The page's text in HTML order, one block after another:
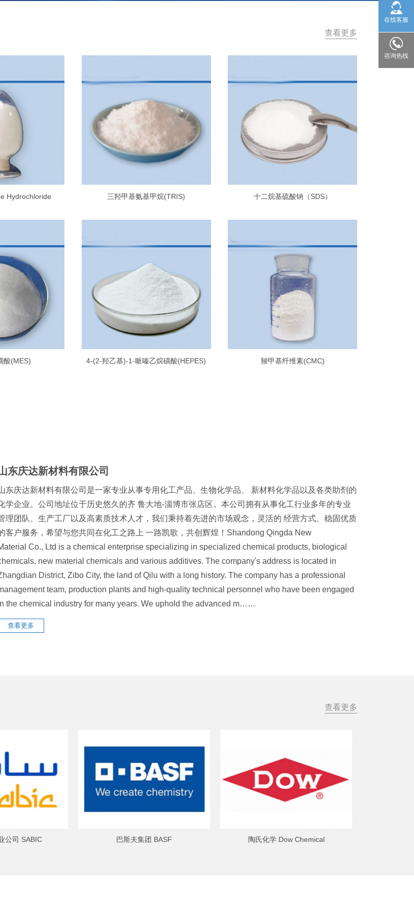
查看更多
Hydrochloride 三羟甲基氨基甲烷(TRIS) 十二烷基硫酸钠（SDS）
酸(MES) 4-(2-羟乙基)-1-哌嗪乙烷磺酸(HEPES) 羧甲基纤维素(CMC)
东庆达新材料有限公司
东庆达新材料有限公司是一家专业从事专用化工产品、生物化学品、 新材料化学品以及各类助剂的
学企业。公司地址位于历史悠久的齐 鲁大地-淄博市张店区。本公司拥有从事化工行业多年的专业
理团队、生产工厂以及高素质技术人才，我们秉持着先进的市场观念，灵活的 经营方式、稳固优质
客户服务，希望与您共同在化工之路上 一路凯歌，共创辉煌！Shandong Qingda New
Co., Ltd is a chemical enterprise specializing in specialized chemical products, biological
new material chemicals and various additives. The company's address is located in
District, Zibo City, the land of Qilu with a long history. The company has a professional
team, production plants and high-quality technical personnel who have been engaged
the chemical industry for many years. We uphold the advanced m……
查看更多
查看更多
公司 SABIC 巴斯夫集团 BASF 陶氏化学 Dow Chemical
在线客服
咨询热线